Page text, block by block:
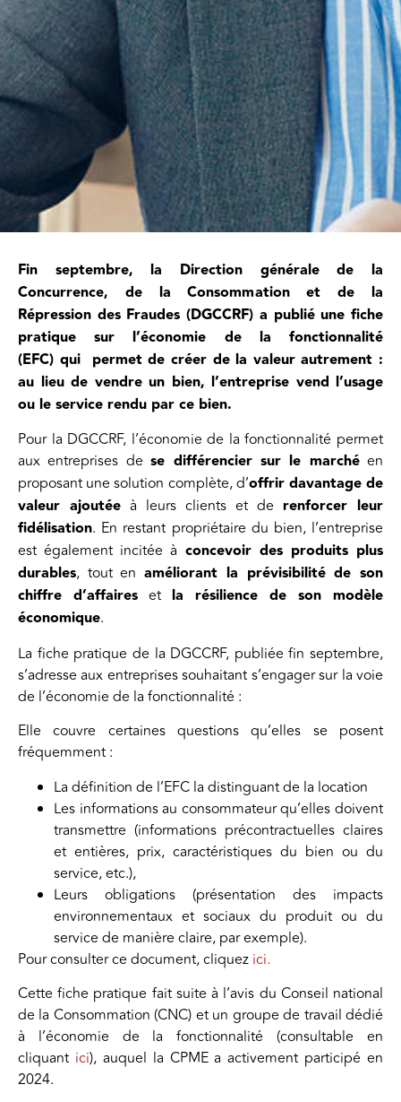
Fin septembre, la Direction générale de la
Concurrence, de la Consommation et de la
Répression des Fraudes (DGCCRF) a publié une fiche
pratique sur l’économie de la fonctionnalité
(EFC) qui permet de créer de la valeur autrement :
au lieu de vendre un bien, l’entreprise vend l’usage
ou le service rendu par ce bien.
Pour la DGCCRF, l’économie de la fonctionnalité permet
aux entreprises dese différencier sur le marchéen
proposant une solution complète, d’offrir davantage de
valeur ajoutée à leurs clients et de renforcer leur
fidélisation. En restant propriétaire du bien, l’entreprise
est également incitée à concevoir des produits plus
durables, tout enaméliorant la prévisibilité de son
chiffre d’affaires et la résilience de son modèle
économique.
La fiche pratique de la DGCCRF, publiée fin septembre,
s’adresse aux entreprises souhaitant s’engager sur la voie
de l’économie de la fonctionnalité :
Elle couvre certaines questions qu’elles se posent
fréquemment :
La définition de l’EFC la distinguant de la location
Les informations au consommateur qu’elles doivent
transmettre (informations précontractuelles claires
et entières, prix, caractéristiques du bien ou du
service, etc.),
Leurs obligations (présentation des impacts
environnementaux et sociaux du produit ou du
service de manière claire, par exemple).
Pour consulter ce document, cliquez ici.
Cette fiche pratique fait suite à l’avis du Conseil national
de la Consommation (CNC) et un groupe de travail dédié
à l’économie de la fonctionnalité (consultable en
cliquant ici), auquel la CPME a activement participé en
2024.